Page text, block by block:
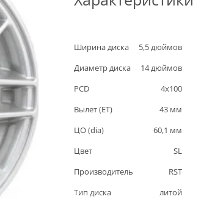
Ширина диска 5,5дюймов
Диаметр диска
14дюймов
PCD
4x100
Вылет (ET)
43 мм
ЦО (dia)
60,1 мм
Цвет
SL
Производитель
RST
Тип диска
литой